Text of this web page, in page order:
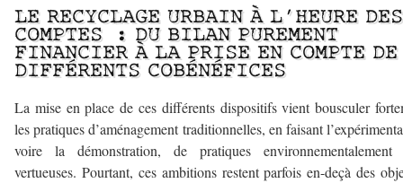
LE RECYCLAGE URBAIN À L’HEURE DES
COMPTES : DU BILAN PUREMENT
FINANCIER À LA PRISE EN COMPTE DE
DIFFÉRENTS COBÉNÉFICES
La mise en place de ces différents dispositifs vient bousculer
les pratiques d’aménagement traditionnelles, en faisant
voire la démonstration, de pratiques environnementalement
vertueuses. Pourtant, ces ambitions restent parfois en-deçà des